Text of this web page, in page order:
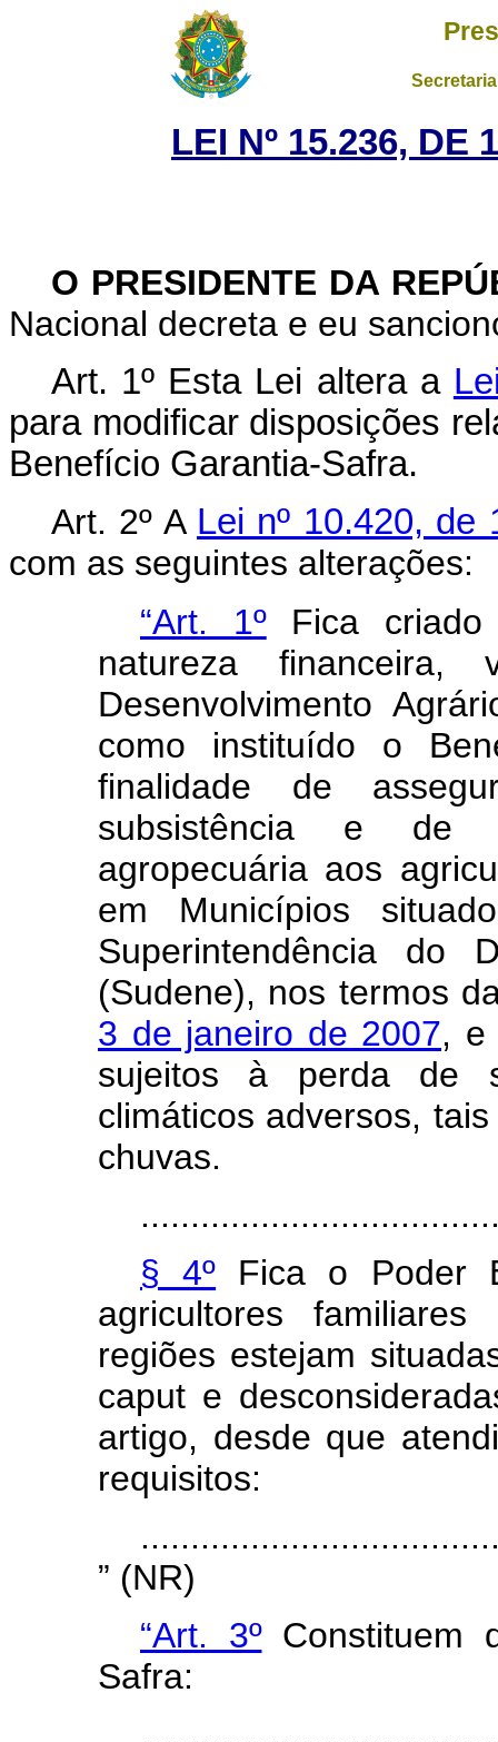
LEI Nº 15.236, DE
O PRESIDENTE DA
Nacional decreta e eu
Art. 1º Esta Lei altera a
para modificar disposições
Benefício Garantia-Safra.
Art. 2º A Lei nº 10.420, de
com as seguintes alterações:
“Art. 1ºFica criado
natureza financeira,
Desenvolvimento
como instituído o
finalidade de
subsistência e de
agropecuária aos
em Municípios
Superintendência do
(Sudene), nos termos
3 de janeiro de 2007, e
sujeitos à perda de
climáticos adversos,
chuvas.
§ 4º Fica o Poder
agricultores
regiões estejam
caput e
artigo, desde que
requisitos:
” (NR)
“Art. 3ºConstituem
Safra: